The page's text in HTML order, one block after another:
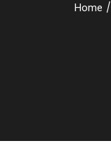
Home /